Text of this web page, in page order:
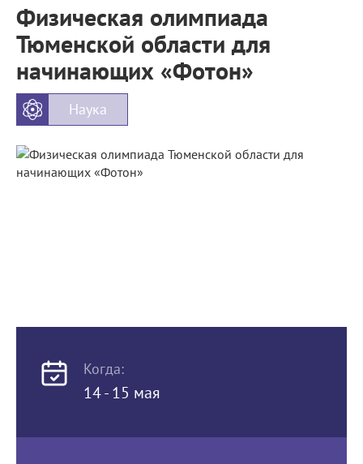
Физическая олимпиада
Тюменской области для
начинающих «Фотон»
Наука
Когда:
14 - 15 мая